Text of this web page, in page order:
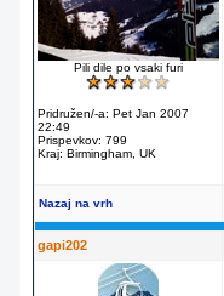
Pili dile po vsaki furi
Pridružen/-a: Pet Jan 2007
22:49
Prispevkov: 799
Kraj: Birmingham, UK
Nazaj na vrh
gapi202